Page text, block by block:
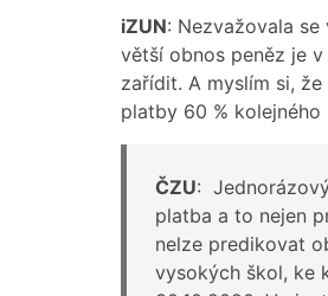
iZUN: Nezvažovala
větší obnos peněz je
zařídit. A myslím si,
platby 60 %
ČZU:
platba a to nejen
nelze predikovat
vysokých škol, ke